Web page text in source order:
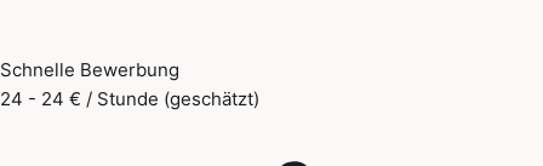
Schnelle Bewerbung
24 - 24 € / Stunde (geschätzt)